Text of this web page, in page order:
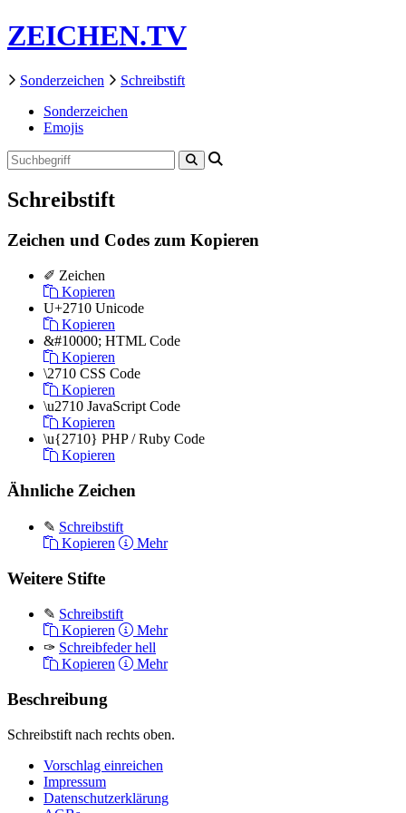
ZEICHEN.TV
Sonderzeichen
Schreibstift
Sonderzeichen
Emojis
Schreibstift
Zeichen und Codes zum Kopieren
✐ Zeichen
Kopieren
U+2710 Unicode
Kopieren
&#10000; HTML Code
Kopieren
\2710 CSS Code
Kopieren
\u2710 JavaScript Code
Kopieren
\u{2710} PHP / Ruby Code
Kopieren
Ähnliche Zeichen
✎ Schreibstift
Kopieren
Mehr
Weitere Stifte
✎ Schreibstift
Kopieren
Mehr
✑ Schreibfeder hell
Kopieren
Mehr
Beschreibung
Schreibstift nach rechts oben.
Vorschlag einreichen
Impressum
Datenschutzerklärung